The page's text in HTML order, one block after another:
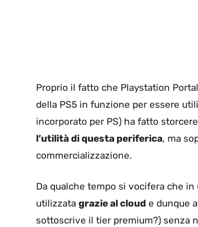
Proprio il fatto che Playstation
della PS5 in funzione per essere
incorporato per PS) ha fatto
l’utilità di questa periferica, ma
commercializzazione.
Da qualche tempo si vocifera che
utilizzata grazie al cloud e dunque
sottoscrive il tier premium?) senza